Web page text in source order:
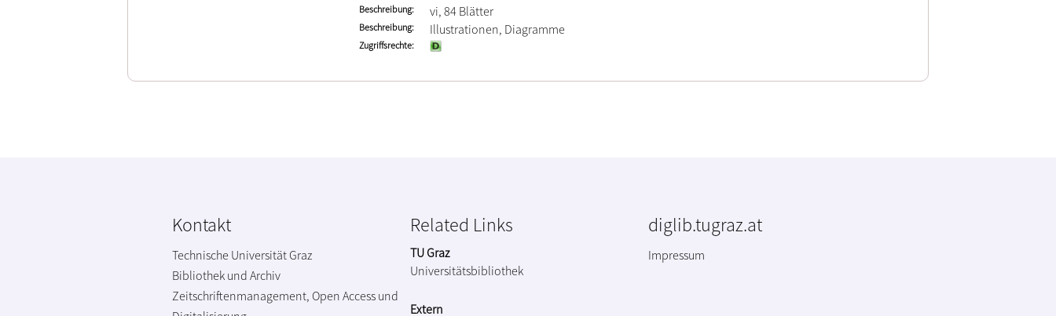
Beschreibung vi, 84 Blätter
Beschreibung Illustrationen, Diagramme
Zugriffsrechte
Kontakt
Technische Universität Graz
Bibliothek und Archiv
Zeitschriftenmanagement, Open Access und
Related Links
TU Graz
Universitätsbibliothek
Extern
diglib.tugraz.at
Impressum